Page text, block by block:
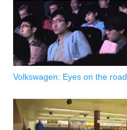
Volkswagen: Eyes on the road